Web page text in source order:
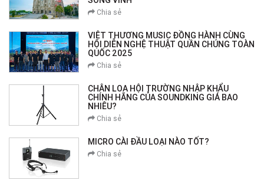
Chia sẻ
VIỆT THƯƠNG MUSIC ĐỒNG HÀNH CÙNG
HỘI DIỄN NGHỆ THUẬT QUẦN CHÚNG TOÀN
QUỐC 2025
Chia sẻ
CHÂN LOA HỘI TRƯỜNG NHẬP KHẨU
CHÍNH HÃNG CỦA SOUNDKING GIÁ BAO
NHIÊU?
Chia sẻ
MICRO CÀI ĐẦU LOẠI NÀO TỐT?
Chia sẻ